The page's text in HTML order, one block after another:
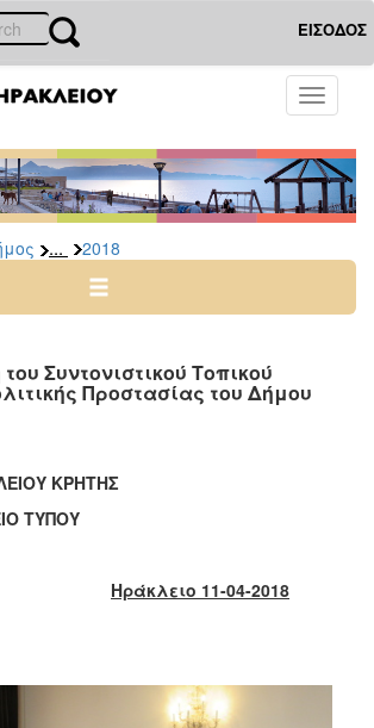
ΕΙΣΟΔΟΣ
Toggle
... 2018
Συντονιστικού Τοπικού
Προστασίας του Δήμου
ΚΡΗΤΗΣ
ΤΥΠΟΥ
Ηράκλειο 11-04-2018